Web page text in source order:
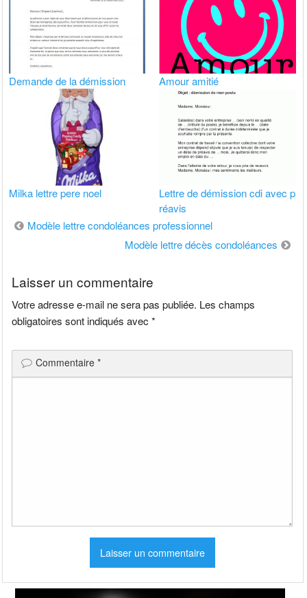
Demande de la démission Amour amitié
Milka lettre pere noel
Lettre de démission cdi avec p
réavis
Navigation
Modèle lettre condoléances professionnel
Modèle lettre décès condoléances
Laisser un commentaire
Votre adresse e-mail ne sera pas publiée. Les champs
obligatoires sont indiqués avec*
Commentaire*